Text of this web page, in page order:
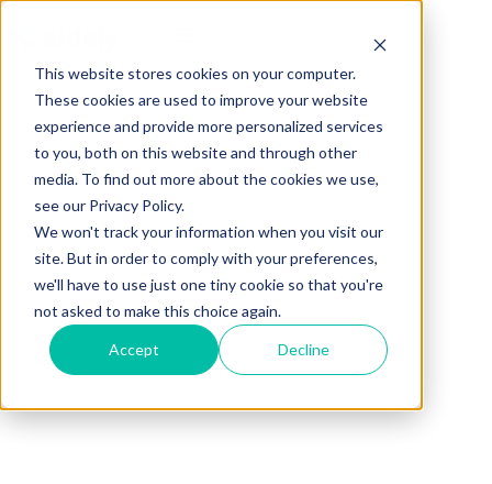
This website stores cookies on your computer.
These cookies are used to improve your website
experience and provide more personalized services
to you, both on this website and through other
media. To find out more about the cookies we use,
see our Privacy Policy.
We won't track your information when you visit our
site. But in order to comply with your preferences,
we'll have to use just one tiny cookie so that you're
not asked to make this choice again.
Accept Decline